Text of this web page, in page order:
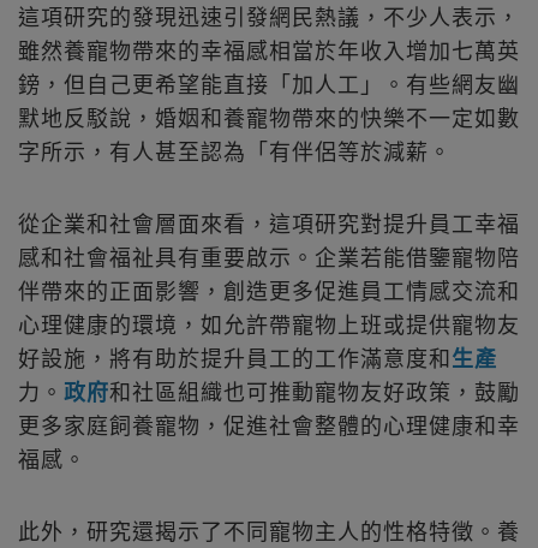
這項研究的發現迅速引發網民熱議，不少人表示，
雖然養寵物帶來的幸福感相當於年收入增加七萬英
鎊，但自己更希望能直接「加人工」。有些網友幽
默地反駁說，婚姻和養寵物帶來的快樂不一定如數
字所示，有人甚至認為「有伴侶等於減薪。
從企業和社會層面來看，這項研究對提升員工幸福
感和社會福祉具有重要啟示。企業若能借鑒寵物陪
伴帶來的正面影響，創造更多促進員工情感交流和
心理健康的環境，如允許帶寵物上班或提供寵物友
好設施，將有助於提升員工的工作滿意度和生產
力。 政府和社區組織也可推動寵物友好政策，鼓勵
更多家庭飼養寵物，促進社會整體的心理健康和幸
福感。
此外，研究還揭示了不同寵物主人的性格特徵。養